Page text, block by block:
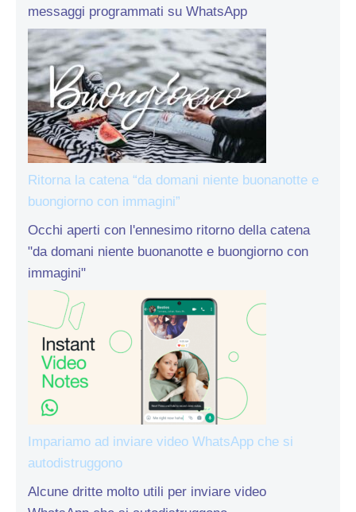
messaggi programmati su WhatsApp
Ritorna la catena “da domani niente buonanotte e
buongiorno con immagini”
Occhi aperti con l'ennesimo ritorno della catena
"da domani niente buonanotte e buongiorno con
immagini"
Impariamo ad inviare video WhatsApp che si
autodistruggono
Alcune dritte molto utili per inviare video